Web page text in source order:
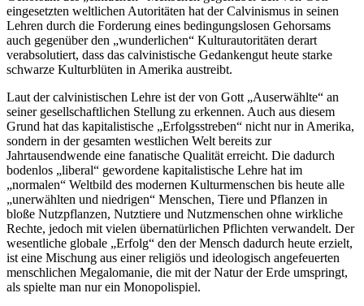
eingesetzten weltlichen Autoritäten hat der Calvinismus in seinen
Lehren durch die Forderung eines bedingungslosen Gehorsams
auch gegenüber den „wunderlichen“ Kulturautoritäten derart
verabsolutiert, dass das calvinistische Gedankengut heute starke
schwarze Kulturblüten in Amerika austreibt.
Laut der calvinistischen Lehre ist der von Gott „Auserwählte“ an
seiner gesellschaftlichen Stellung zu erkennen. Auch aus diesem
Grund hat das kapitalistische „Erfolgsstreben“ nicht nur in Amerika,
sondern in der gesamten westlichen Welt bereits zur
Jahrtausendwende eine fanatische Qualität erreicht. Die dadurch
bodenlos „liberal“ gewordene kapitalistische Lehre hat im
„normalen“ Weltbild des modernen Kulturmenschen bis heute alle
„unerwählten und niedrigen“ Menschen, Tiere und Pflanzen in
bloße Nutzpflanzen, Nutztiere und Nutzmenschen ohne wirkliche
Rechte, jedoch mit vielen übernatürlichen Pflichten verwandelt. Der
wesentliche globale „Erfolg“ den der Mensch dadurch heute erzielt,
ist eine Mischung aus einer religiös und ideologisch angefeuerten
menschlichen Megalomanie, die mit der Natur der Erde umspringt,
als spielte man nur ein Monopolispiel.